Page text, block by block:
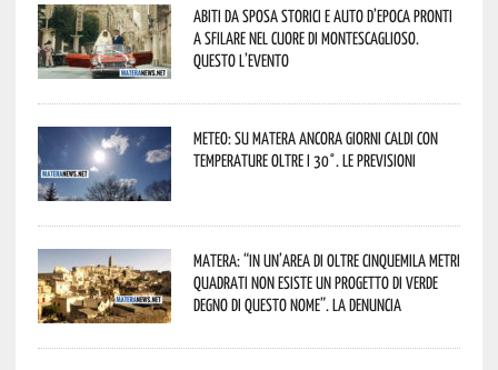
Abiti da sposa storici e auto d’epoca pronti
a sfilare nel cuore di Montescaglioso.
Questo l’evento
Meteo: su Matera ancora giorni caldi con
temperature oltre i 30°. Le previsioni
Matera: “In un’area di oltre cinquemila metri
quadrati non esiste un progetto di verde
degno di questo nome”. La denuncia